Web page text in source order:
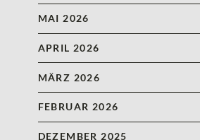
MAI 2026
APRIL 2026
MÄRZ 2026
FEBRUAR 2026
DEZEMBER 2025